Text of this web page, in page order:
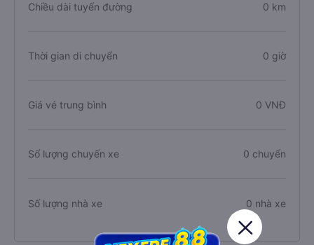
Chiều dài tuyến đường 0 km
Thời gian di chuyển 0 giờ
Giá vé trung bình 0 VNĐ
Số lượng chuyến xe 0 chuyến
Số lượng nhà xe 0 nhà xe